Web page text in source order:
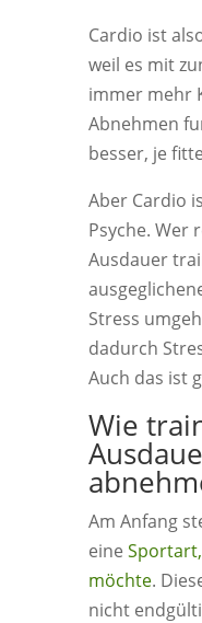
Cardio ist
weil es mit
immer mehr
Abnehmen
besser, je
Aber Cardio
Psyche. Wer
Ausdauer
Stress
dadurch
Auch das ist
Wie
Am Anfang
eine
möchte.
nicht